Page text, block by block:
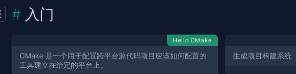
入门
Hello CMake
CMake 是一个用于配置跨平台源代码项目应该如何配置的
工具建立在给定的平台上。
生成项目构建系统